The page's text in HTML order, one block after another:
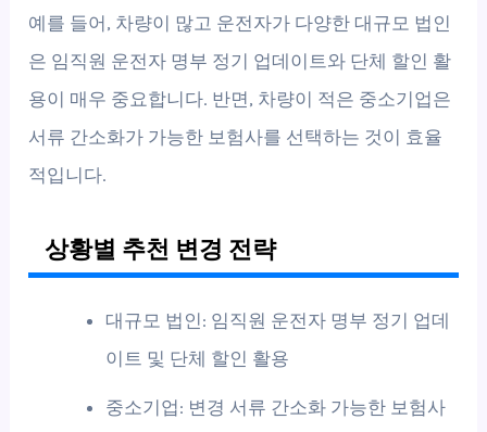
예를 들어, 차량이 많고 운전자가 다양한 대규모 법인
은 임직원 운전자 명부 정기 업데이트와 단체 할인 활
용이 매우 중요합니다. 반면, 차량이 적은 중소기업은
서류 간소화가 가능한 보험사를 선택하는 것이 효율
적입니다.
상황별 추천 변경 전략
대규모 법인: 임직원 운전자 명부 정기 업데
이트 및 단체 할인 활용
중소기업: 변경 서류 간소화 가능한 보험사